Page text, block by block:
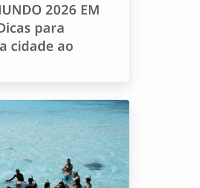
2026 EM
para
cidade ao